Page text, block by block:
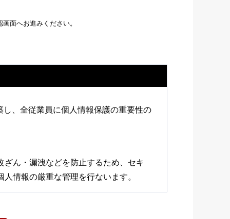
面へお進みください。
、全従業員に個人情報保護の重要性の
ん・漏洩などを防止するため、セキ
情報の厳重な管理を行ないます。